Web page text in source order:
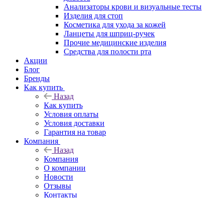
Анализаторы крови и визуальные тесты
Изделия для стоп
Косметика для ухода за кожей
Ланцеты для шприц-ручек
Прочие медицинские изделия
Средства для полости рта
Акции
Блог
Бренды
Как купить
Назад
Как купить
Условия оплаты
Условия доставки
Гарантия на товар
Компания
Назад
Компания
О компании
Новости
Отзывы
Контакты